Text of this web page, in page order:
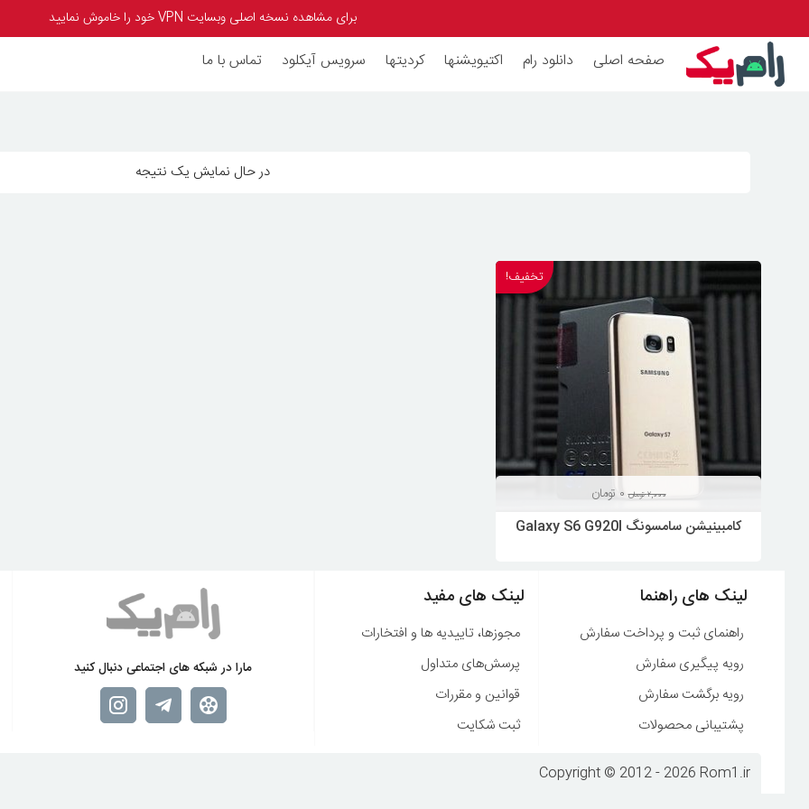
برای مشاهده نسخه اصلی وبسایت VPN خود را خاموش نمایید
صفحه اصلی دانلود رام اکتیویشنها کردیتها سرویس آیکلود تماس با ما
در حال نمایش یک نتیجه
تخفیف!
کامبینیشن سامسونگ Galaxy S6 G920I
۲,۰۰۰تومان قیمت
۲,۰۰۰ تومان
۰ تومان
۰ تومان
لینک های راهنما
راهنمای ثبت و پرداخت سفارش
رویه پیگیری سفارش
رویه برگشت سفارش
پشتیبانی محصولات
لینک های مفید
مجوزها، تاییدیه ها و افتخارات
پرسش‌های متداول
قوانین و مقررات
ثبت شکایت
مارا در شبکه های اجتماعی دنبال کنید
Copyright © 2012 - 2026 Rom1.ir